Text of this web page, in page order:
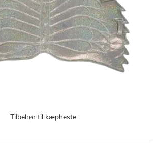
Tilbehør til kæpheste